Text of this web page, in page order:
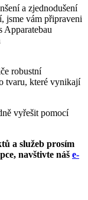
a zjednodušení
jsme vám připraveni
Apparatebau
robustní
tvaru, které vynikají
vyřešit pomocí
a služeb prosím
navštivte náš e-